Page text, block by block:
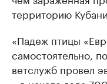
территорию
«Падеж птицы
самостоятельно,
ветслужб провел